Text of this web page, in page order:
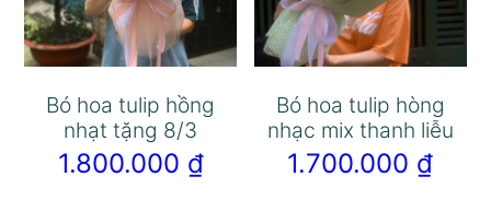
Bó hoa tulip hồng
nhạt tặng 8/3
1.800.000 ₫
Bó hoa tulip hòng
nhạc mix thanh liễu
1.700.000 ₫